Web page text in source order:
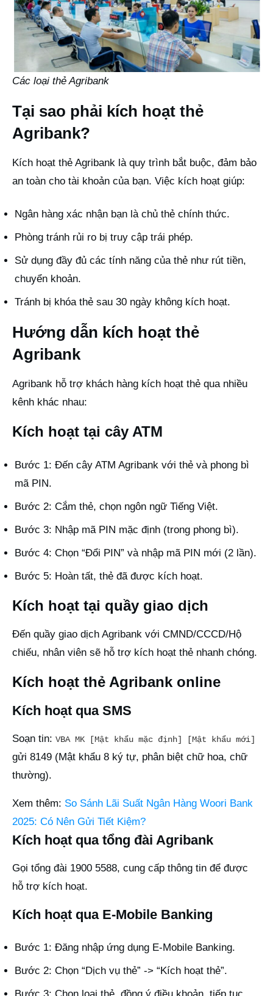
Các loại thẻ Agribank
Tại sao phải kích hoạt thẻ
Agribank?
Kích hoạt thẻ Agribank là quy trình bắt buộc, đảm bảo
an toàn cho tài khoản của bạn. Việc kích hoạt giúp:
Ngân hàng xác nhận bạn là chủ thẻ chính thức.
Phòng tránh rủi ro bị truy cập trái phép.
Sử dụng đầy đủ các tính năng của thẻ như rút tiền,
chuyển khoản.
Tránh bị khóa thẻ sau 30 ngày không kích hoạt.
Hướng dẫn kích hoạt thẻ
Agribank
Agribank hỗ trợ khách hàng kích hoạt thẻ qua nhiều
kênh khác nhau:
Kích hoạt tại cây ATM
Bước 1: Đến cây ATM Agribank với thẻ và phong bì
mã PIN.
Bước 2: Cắm thẻ, chọn ngôn ngữ Tiếng Việt.
Bước 3: Nhập mã PIN mặc định (trong phong bì).
Bước 4: Chọn “Đổi PIN” và nhập mã PIN mới (2 lần).
Bước 5: Hoàn tất, thẻ đã được kích hoạt.
Kích hoạt tại quầy giao dịch
Đến quầy giao dịch Agribank với CMND/CCCD/Hộ
chiếu, nhân viên sẽ hỗ trợ kích hoạt thẻ nhanh chóng.
Kích hoạt thẻ Agribank online
Kích hoạt qua SMS
Soạn tin: VBA MK [Mật khẩu mặc định] [Mật khẩu mới]
gửi 8149 (Mật khẩu 8 ký tự, phân biệt chữ hoa, chữ
thường).
Xem thêm: So Sánh Lãi Suất Ngân Hàng Woori Bank
2025: Có Nên Gửi Tiết Kiệm?
Kích hoạt qua tổng đài Agribank
Gọi tổng đài 1900 5588, cung cấp thông tin để được
hỗ trợ kích hoạt.
Kích hoạt qua E-Mobile Banking
Bước 1: Đăng nhập ứng dụng E-Mobile Banking.
Bước 2: Chọn “Dịch vụ thẻ” -> “Kích hoạt thẻ”.